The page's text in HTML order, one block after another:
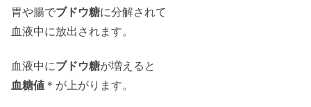
胃や腸でブドウ糖に分解されて
血液中に放出されます。
血液中にブドウ糖が増えると
血糖値 ＊が上がります。